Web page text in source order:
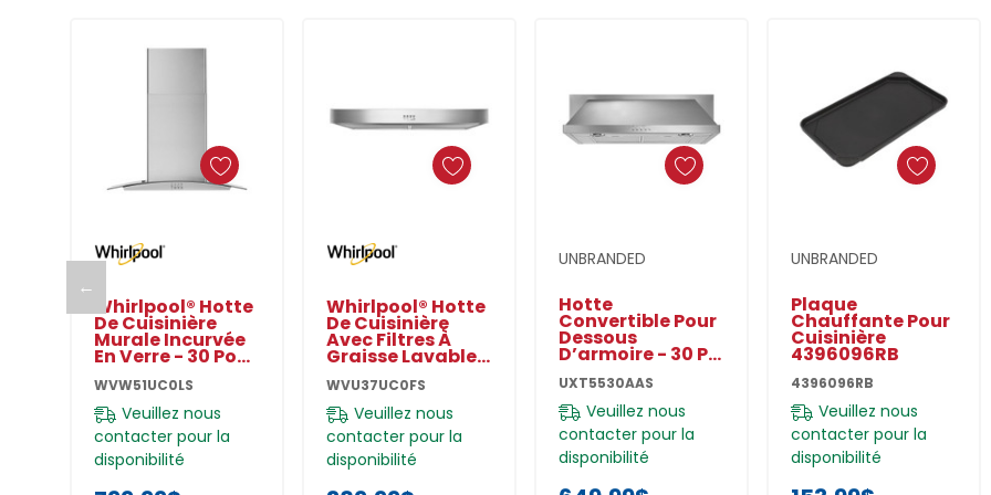
←
Whirlpool® Hotte
De Cuisinière
Murale Incurvée
En Verre - 30 Po
WVW51UC0LS
Veuillez nous
contacter pour la
disponibilité
Whirlpool® Hotte
De Cuisinière
Avec Filtres À
Graisse Lavables
Vaisselle - 30 Po
WVU37UC0FS
WVU37UC0FS
Veuillez nous
contacter pour la
disponibilité
UNBRANDED
Hotte
Convertible Pour
Dessous
D’armoire - 30 Po
UXT5530AAS
Veuillez nous
contacter pour la
disponibilité
UNBRANDED
Plaque
Chauffante Pour
Cuisinière
4396096RB
4396096RB
Veuillez nous
contacter pour la
disponibilité